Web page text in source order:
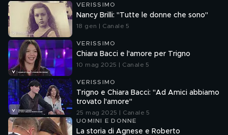
VERISSIMO
Nancy Brilli: "Tutte le donne che sono"
18 gen | Canale 5
VERISSIMO
Chiara Bacci e l'amore per Trigno
10 mag 2025 | Canale 5
VERISSIMO
Trigno e Chiara Bacci: "Ad Amici abbiamo
trovato l'amore"
25 mag 2025 | Canale 5
UOMINI E DONNE
La storia di Agnese e Roberto